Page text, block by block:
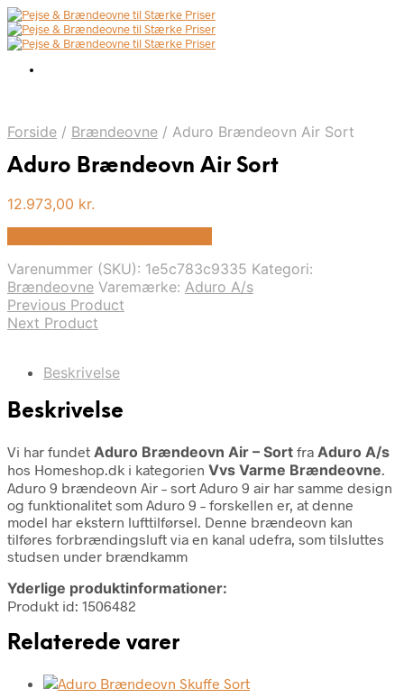
Forside / Brændeovne / Aduro Brændeovn Air Sort
Aduro Brændeovn Air Sort
12.973,00 kr.
Varenummer (SKU): 1e5c783c9335 Kategori:
Brændeovne Varemærke: Aduro A/s
Previous Product
Next Product
Beskrivelse
Beskrivelse
Vi har fundet Aduro Brændeovn Air – Sort fra Aduro A/s
hos Homeshop.dk i kategorien Vvs Varme Brændeovne.
Aduro 9 brændeovn Air – sort Aduro 9 air har samme design
og funktionalitet som Aduro 9 – forskellen er, at denne
model har ekstern lufttilførsel. Denne brændeovn kan
tilføres forbrændingsluft via en kanal udefra, som tilsluttes
studsen under brændkamm
Yderlige produktinformationer:
Produkt id: 1506482
Relaterede varer